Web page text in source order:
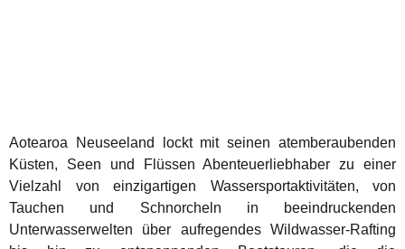
Aotearoa Neuseeland lockt mit seinen atemberaubenden
Küsten, Seen und Flüssen Abenteuerliebhaber zu einer
Vielzahl von einzigartigen Wassersportaktivitäten, von
Tauchen und Schnorcheln in beeindruckenden
Unterwasserwelten über aufregendes Wildwasser-Rafting